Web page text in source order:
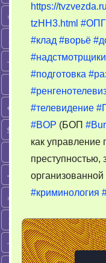
https://
tzHH3.html #ОПГ
#клад #ворьё
#надстмотрщики
#подготовка
#телевидение
#BOP (БОП
как управление
преступностью,
организованной
#криминология